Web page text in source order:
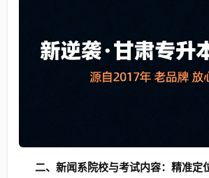
二、新闻系院校与考试内容：精准定